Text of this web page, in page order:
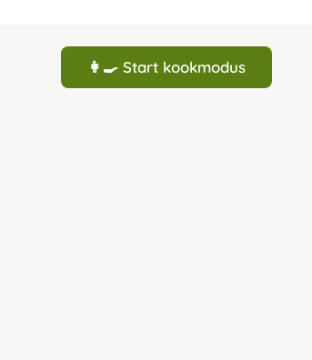
👩‍🍳 Start kookmodus